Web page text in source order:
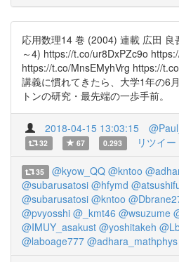
応用数理14 巻 (2004) 連載 広田
～4) https://t.co/ur8DxPZc9o
https://t.co/MnsEMyhVrg https://
講義に慣れてきたら、大学1年の6
トンの研究・最先端の一歩手前。
2018-04-15 13:03:15
32 67 0.293 リツイ
35 @kyow_QQ @kntoo
@subarusatosi @hfymd
@subarusatosi @kntoo
@pvyosshi @_kmt46 @wsuzume
@IMUY_asakust @yoshitakeh
@laboage777 @adhara_mathphys